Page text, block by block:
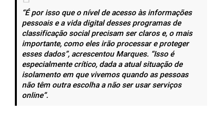
“É por isso que o nível de acesso às informações
pessoais e a vida digital desses programas de
classificação social precisam ser claros e, o mais
importante, como eles irão processar e proteger
esses dados”, acrescentou Marques. “Isso é
especialmente crítico, dada a atual situação de
isolamento em que vivemos quando as pessoas
não têm outra escolha a não ser usar serviços
online”.